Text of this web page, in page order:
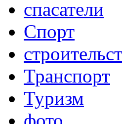
спасатели
Спорт
Транспорт
Туризм